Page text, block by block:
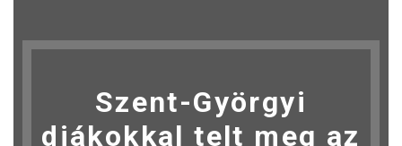
Szent-Györgyi
diákokkal telt meg az